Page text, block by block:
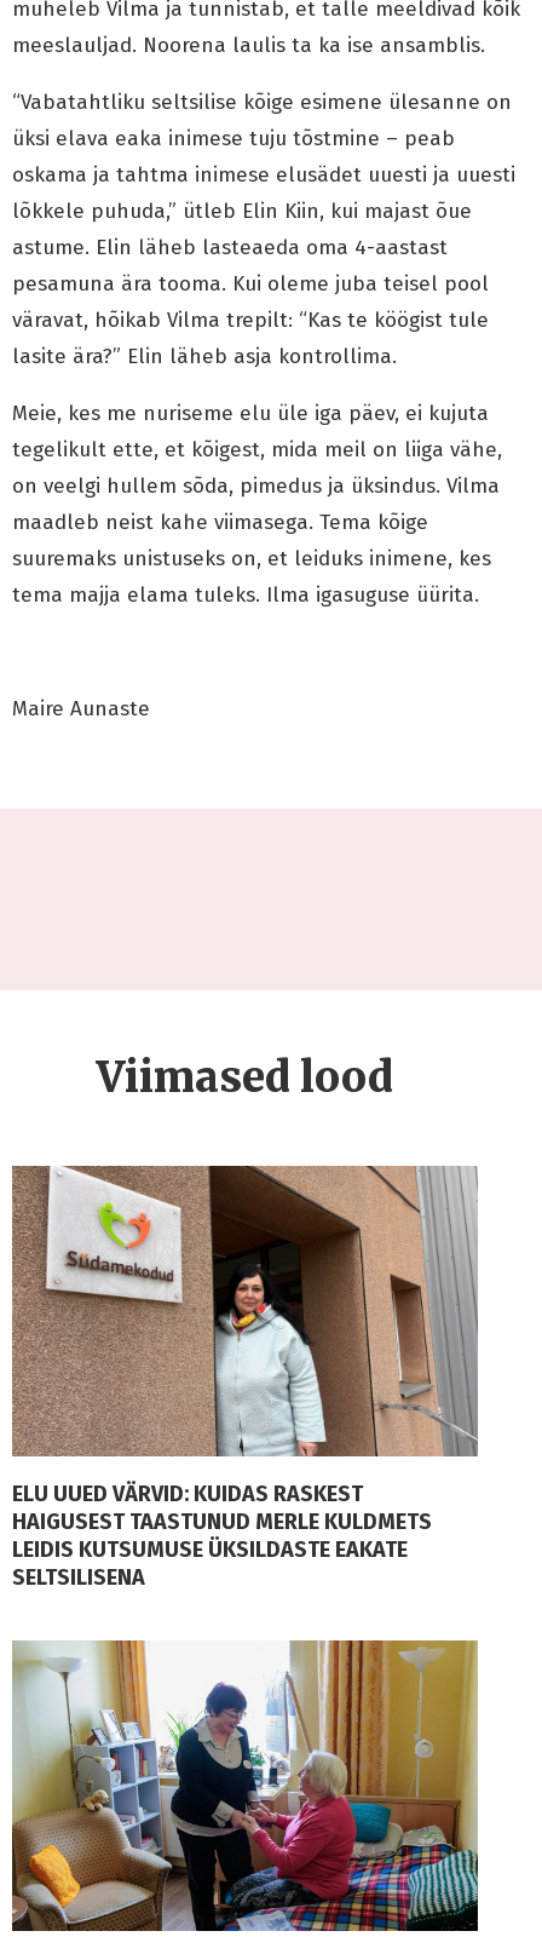
muheleb Vilma ja tunnistab, et talle meeldivad kõik
meeslauljad. Noorena laulis ta ka ise ansamblis.
“Vabatahtliku seltsilise kõige esimene ülesanne on
üksi elava eaka inimese tuju tõstmine – peab
oskama ja tahtma inimese elusädet uuesti ja uuesti
lõkkele puhuda,” ütleb Elin Kiin, kui majast õue
astume. Elin läheb lasteaeda oma 4-aastast
pesamuna ära tooma. Kui oleme juba teisel pool
väravat, hõikab Vilma trepilt: “Kas te köögist tule
lasite ära?” Elin läheb asja kontrollima.
Meie, kes me nuriseme elu üle iga päev, ei kujuta
tegelikult ette, et kõigest, mida meil on liiga vähe,
on veelgi hullem sõda, pimedus ja üksindus. Vilma
maadleb neist kahe viimasega. Tema kõige
suuremaks unistuseks on, et leiduks inimene, kes
tema majja elama tuleks. Ilma igasuguse üürita.
Maire Aunaste
Viimased lood
ELU UUED VÄRVID: KUIDAS RASKEST
HAIGUSEST TAASTUNUD MERLE KULDMETS
LEIDIS KUTSUMUSE ÜKSILDASTE EAKATE
SELTSILISENA